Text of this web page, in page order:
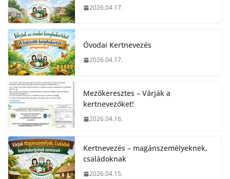
2026.04.17.
Óvodai Kertnevezés
2026.04.17.
Mezőkeresztes – Várják a
kertnevezőket!
2026.04.16.
Kertnevezés – magánszemélyeknek,
családoknak
2026.04.15.